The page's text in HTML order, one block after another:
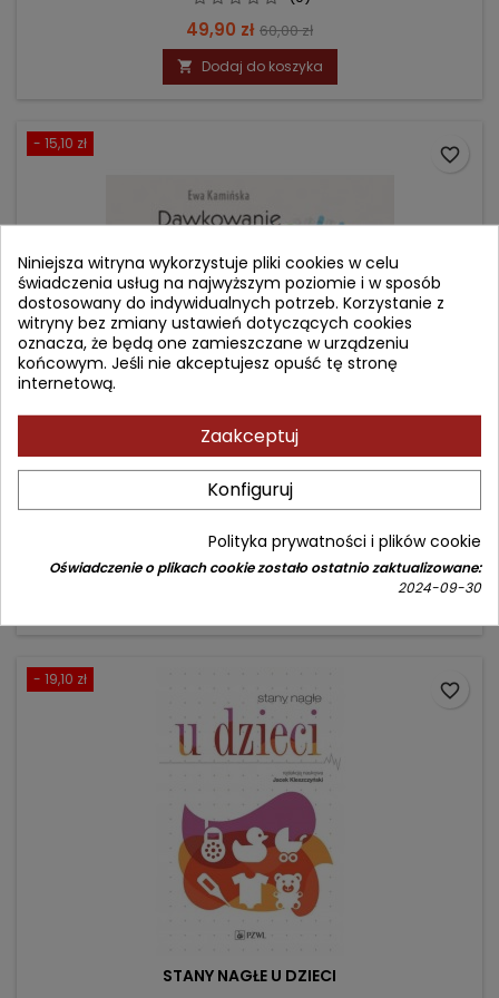
Cena
49,90 zł Cena
podstawowa
60,00 zł
 Dodaj do koszyka
- 15,10 zł
DAWKOWANIE LEKÓW U NOWORODKÓW, DZIECI I
MŁODZIEŻY
Autor: Ewa Kamińska
(0)
Cena
83,90 złCena
99,00 zł
favorite_border
- 19,10 zł
STANY NAGŁE U DZIECI
favorite_border
Niniejsza witryna wykorzystuje pliki cookies w celu
świadczenia usług na najwyższym poziomie i w sposób
dostosowany do indywidualnych potrzeb. Korzystanie z
witryny bez zmiany ustawień dotyczących cookies
oznacza, że będą one zamieszczane w urządzeniu
końcowym. Jeśli nie akceptujesz opuść tę stronę
internetową.
Zaakceptuj
Konfiguruj
Polityka prywatności i plików cookie
Oświadczenie o plikach cookie zostało ostatnio zaktualizowane:
2024-09-30